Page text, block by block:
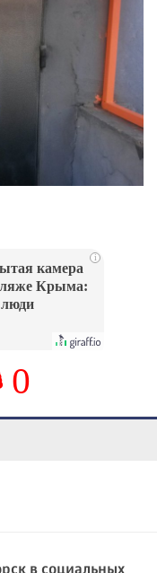
i
камера
Крыма:
видят...
0
в социальных